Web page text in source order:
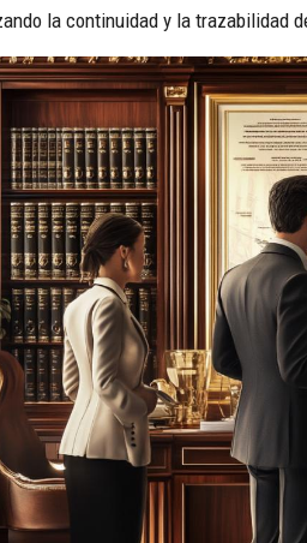
la continuidad y la trazabilidad